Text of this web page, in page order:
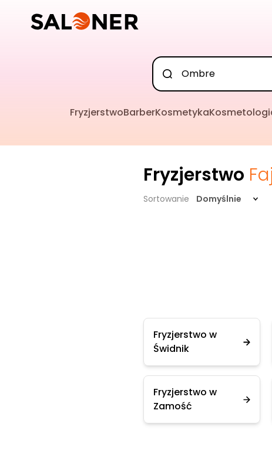
FryzjerstwoBarberKosmetyka
Fryzjerstwo
Sortowanie Domyślnie
Fryzjerstwo w
Świdnik
Fryzjerstwo w
Zamość